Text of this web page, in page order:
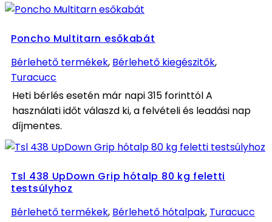
Poncho Multitarn esőkabát
Bérlehető termékek, Bérlehető kiegészitők,
Turacucc
Heti bérlés esetén már napi 315 forinttól A
használati időt válaszd ki, a felvételi és leadási nap
díjmentes.
Tsl 438 UpDown Grip hótalp 80 kg feletti
testsúlyhoz
Bérlehető termékek, Bérlehető hótalpak, Turacucc